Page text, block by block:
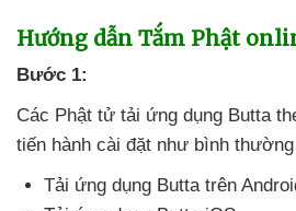
Hướng dẫn Tắm Phật
Bước 1:
Các Phật tử tải ứng dụng Butta
tiến hành cài đặt như bình
Tải ứng dụng Butta trên